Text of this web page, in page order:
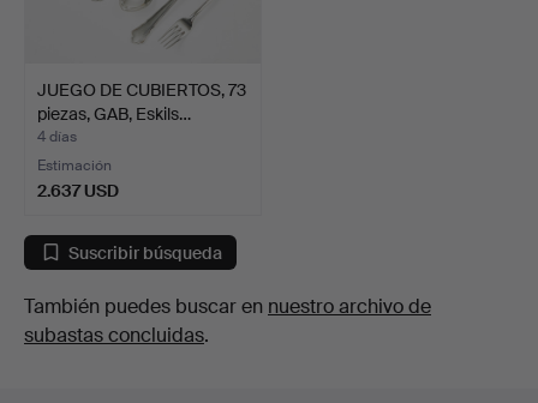
JUEGO DE CUBIERTOS, 73
piezas, GAB, Eskils…
4 días
Estimación
2.637 USD
Suscribir búsqueda
También puedes buscar en nuestro archivo de
subastas concluidas.